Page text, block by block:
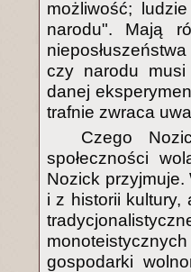
możliwość;
narodu". Mają
czy narodu
danej
trafnie zwraca
Czego
społeczności
Nozick
i z historii kultury,
gospodarki